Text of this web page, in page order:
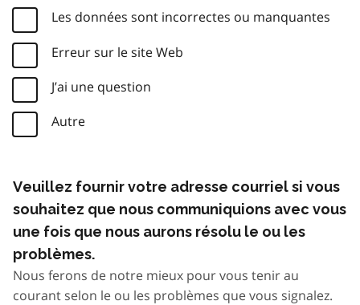
Les données sont incorrectes ou manquantes
Erreur sur le site Web
J’ai une question
Autre
Veuillez fournir votre adresse courriel si vous
souhaitez que nous communiquions avec vous
une fois que nous aurons résolu le ou les
problèmes.
Nous ferons de notre mieux pour vous tenir au
courant selon le ou les problèmes que vous signalez.